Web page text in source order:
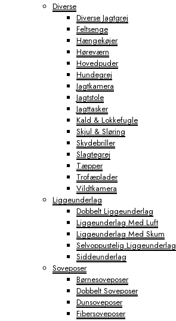
Diverse
Diverse Jagtgrej
Feltsenge
Hængekøjer
Høreværn
Hovedpuder
Hundegrej
Jagtkamera
Jagtstole
Jagttasker
Kald & Lokkefugle
Skjul & Sløring
Skydebriller
Slagtegrej
Tæpper
Trofæplader
Vildtkamera
Liggeunderlag
Dobbelt Liggeunderlag
Liggeunderlag Med Luft
Liggeunderlag Med Skum
Selvoppustelig Liggeunderlag
Siddeunderlag
Soveposer
Børnesoveposer
Dobbelt Soveposer
Dunsoveposer
Fibersoveposer